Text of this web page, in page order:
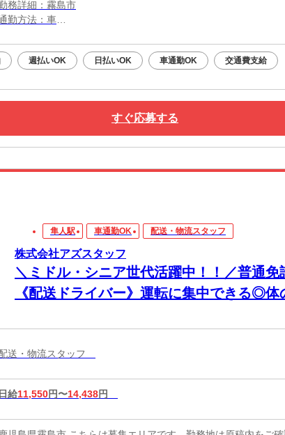
務詳細：霧島市
勤方法：車
構内の無料駐車場利用OK
週払いOK 日払いOK 車通勤OK 交通費支給
すぐ応募する
隼人駅 車通勤OK 配送・物流スタッフ
株式会社アズスタッフ
＼ミドル・シニア世代活躍中！！／普通免
《配送ドライバー》運転に集中できる◎体
送・物流スタッフ
日給11,550円〜14,438円